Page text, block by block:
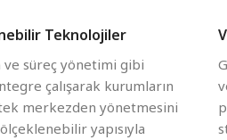
Teknolojiler
ve süreç yönetimi gibi
çalışarak kurumların
merkezden yönetmesini
yapısıyla